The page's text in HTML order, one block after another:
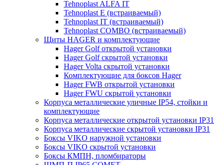
Tehnoplast ALFA IT
Tehnoplast E (встраиваемый)
Tehnoplast IT (встраиваемый)
Tehnoplast COMBO (встраиваемый)
Щиты HAGER и комплектующие
Hager Golf открытой установки
Hager Golf скрытой установки
Hager Volta скрытой установки
Комплектующие для боксов Hager
Hager FWB открытой установки
Hager FWU скрытой установки
Корпуса металлические уличные IP54, стойки и
комплектующие
Корпуса металлические открытой установки IP31
Корпуса металлические скрытой установки IP31
Боксы VIKO наружной установки
Боксы VIKO скрытой установки
Боксы КМПН, пломбираторы